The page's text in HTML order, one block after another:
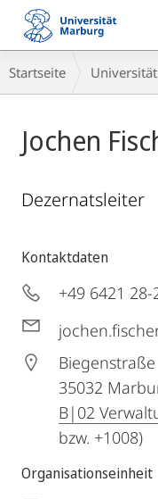
Mobile-
Navigation
Breadcrumb-
Navigation
Startseite Universität
Jochen
Dezernatsleiter
Kontaktdaten
+49 6421 28-
35032
B|02
bzw. +1008)
Organisationseinheit